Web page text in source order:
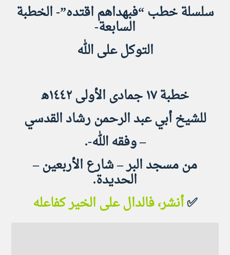
سلسلة خطب “فبهداهم اقتده”- الخطبة
السابعة-
التوكل على الله
خطبة ١٧ جمادى الأولى ١٤٤٢ه‍
للشيخ أبي عبد الرحمن رشاد القدسي
– وفقه الله-.
من مسجد البر – شارع الأربعين –
الحديدة.
✅أنشر، فالدال على الخير كفاعله